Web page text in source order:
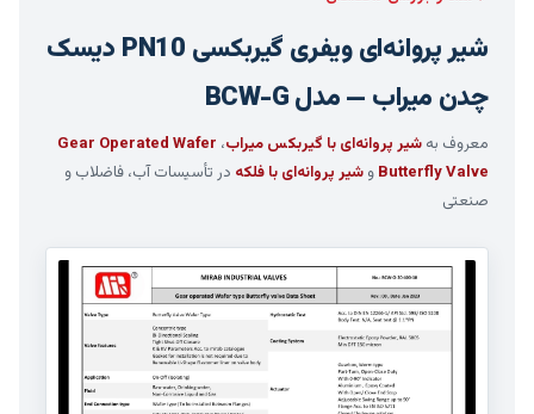
شیر پروانه‌ای ویفری گیربکسی PN10 دیسک
چدن میراب — مدل BCW-G
معروف به شیر پروانه‌ای با گیربکس میراب، Gear Operated Wafer
Butterfly Valve و شیر پروانه‌ای با فلکه در تأسیسات آب، فاضلاب و
صنعتی